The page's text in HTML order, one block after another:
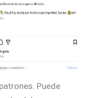
Puede